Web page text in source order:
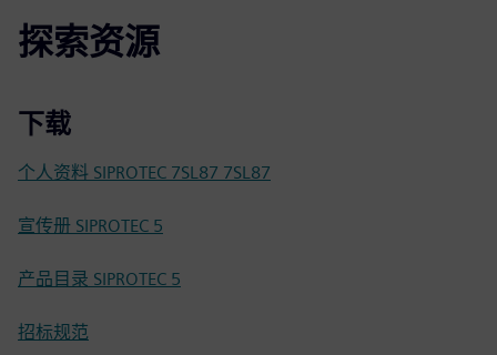
探索资源
下载
个人资料 SIPROTEC 7SL87 7SL87
宣传册 SIPROTEC 5
产品目录 SIPROTEC 5
招标规范